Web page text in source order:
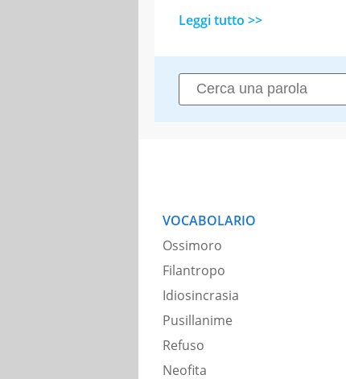
Leggi tutto >>
VOCABOLARIO
Ossimoro
Filantropo
Idiosincrasia
Pusillanime
Refuso
Neofita